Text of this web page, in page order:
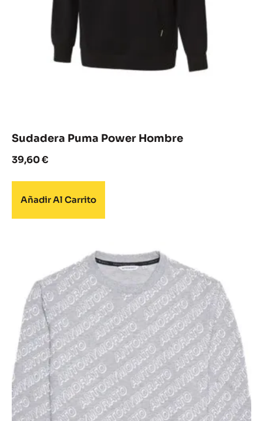
Sudadera Puma Power Hombre
39,60€
Añadir Al Carrito